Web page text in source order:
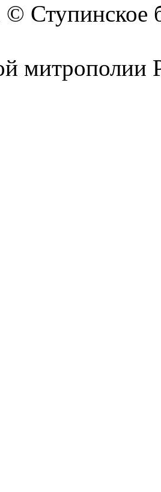
Ступинское
митрополии